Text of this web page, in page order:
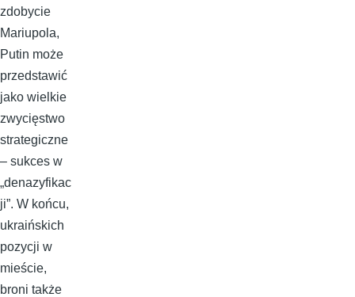
zdobycie
Mariupola,
Putin może
przedstawić
jako wielkie
zwycięstwo
strategiczne
– sukces w
„denazyfikac
ji”. W końcu,
ukraińskich
pozycji w
mieście,
broni także